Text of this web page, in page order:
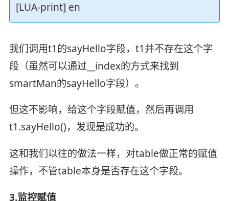
[LUA-print] en
我们调用t1的sayHello字段，t1并不存在这个字
段（虽然可以通过__index的方式来找到
smartMan的sayHello字段）。
但这不影响，给这个字段赋值，然后再调用
t1.sayHello()，发现是成功的。
这和我们以往的做法一样，对table做正常的赋值
操作，不管table本身是否存在这个字段。
3.监控赋值